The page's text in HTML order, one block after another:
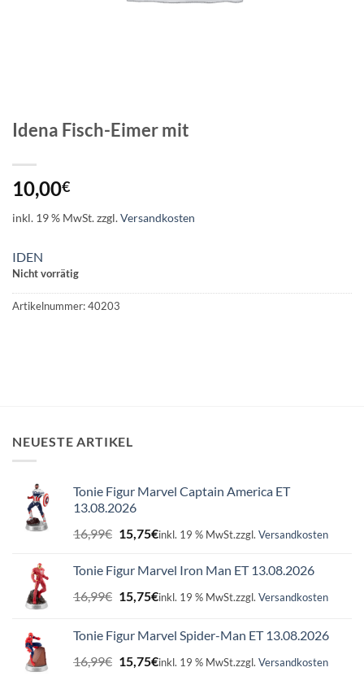
Idena Fisch-Eimer mit
10,00€
inkl. 19 % MwSt.zzgl.Versandkosten
IDEN
Nicht vorrätig
Artikelnummer:40203
NEUESTE ARTIKEL
Tonie Figur Marvel Captain America ET
13.08.2026
16,99€ Ursprünglicher
Preis
16,99€
15,75€Aktueller
15,75€.
inkl. 19 % MwSt.zzgl. Versandkosten
Tonie Figur Marvel Iron Man ET 13.08.2026
16,99€ Ursprünglicher
Preis
16,99€
15,75€Aktueller
15,75€.
inkl. 19 % MwSt.zzgl. Versandkosten
Tonie Figur Marvel Spider-Man ET 13.08.2026
16,99€ Ursprünglicher
Preis
15,75€Aktueller
inkl. 19 % MwSt.zzgl. Versandkosten